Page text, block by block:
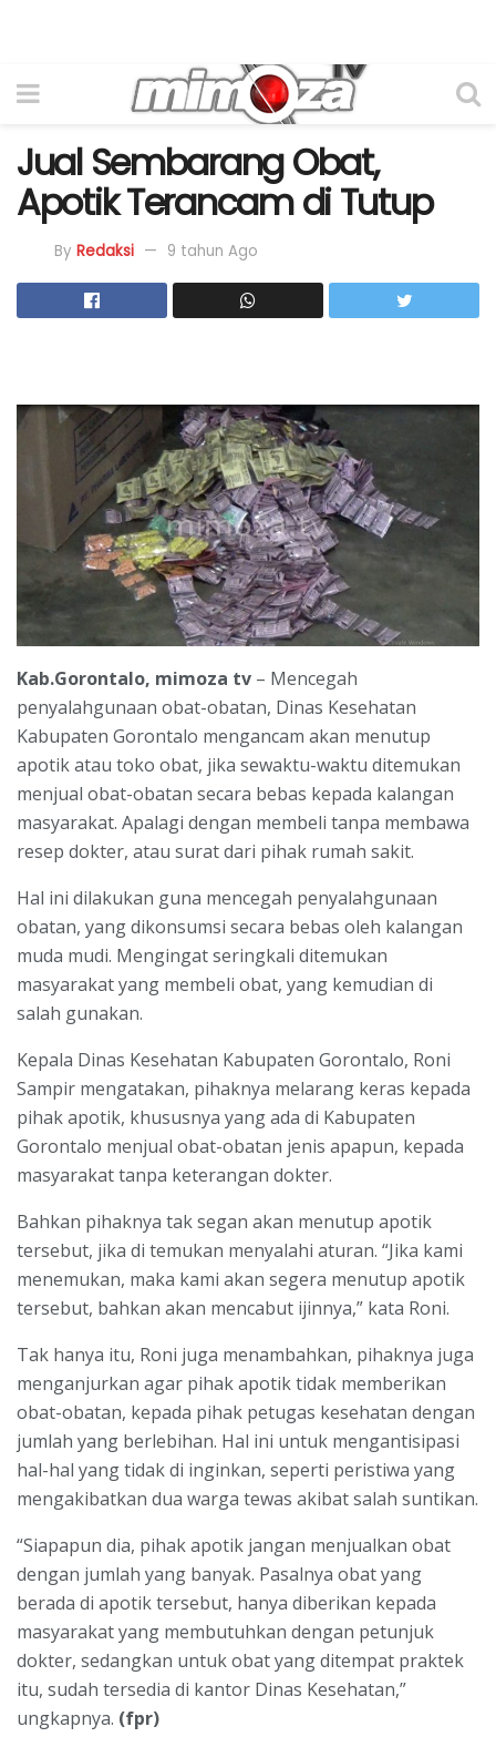
Jual Sembarang Obat,
Apotik Terancam di Tutup
By Redaksi 9 tahun Ago
Kab.Gorontalo, mimoza tv – Mencegah
penyalahgunaan obat-obatan, Dinas Kesehatan
Kabupaten Gorontalo mengancam akan menutup
apotik atau toko obat, jika sewaktu-waktu ditemukan
menjual obat-obatan secara bebas kepada kalangan
masyarakat. Apalagi dengan membeli tanpa membawa
resep dokter, atau surat dari pihak rumah sakit.
Hal ini dilakukan guna mencegah penyalahgunaan
obatan, yang dikonsumsi secara bebas oleh kalangan
muda mudi. Mengingat seringkali ditemukan
masyarakat yang membeli obat, yang kemudian di
salah gunakan.
Kepala Dinas Kesehatan Kabupaten Gorontalo, Roni
Sampir mengatakan, pihaknya melarang keras kepada
pihak apotik, khususnya yang ada di Kabupaten
Gorontalo menjual obat-obatan jenis apapun, kepada
masyarakat tanpa keterangan dokter.
Bahkan pihaknya tak segan akan menutup apotik
tersebut, jika di temukan menyalahi aturan. “Jika kami
menemukan, maka kami akan segera menutup apotik
tersebut, bahkan akan mencabut ijinnya,” kata Roni.
Tak hanya itu, Roni juga menambahkan, pihaknya juga
menganjurkan agar pihak apotik tidak memberikan
obat-obatan, kepada pihak petugas kesehatan dengan
jumlah yang berlebihan. Hal ini untuk mengantisipasi
hal-hal yang tidak di inginkan, seperti peristiwa yang
mengakibatkan dua warga tewas akibat salah suntikan.
“Siapapun dia, pihak apotik jangan menjualkan obat
dengan jumlah yang banyak. Pasalnya obat yang
berada di apotik tersebut, hanya diberikan kepada
masyarakat yang membutuhkan dengan petunjuk
dokter, sedangkan untuk obat yang ditempat praktek
itu, sudah tersedia di kantor Dinas Kesehatan,”
ungkapnya. (fpr)